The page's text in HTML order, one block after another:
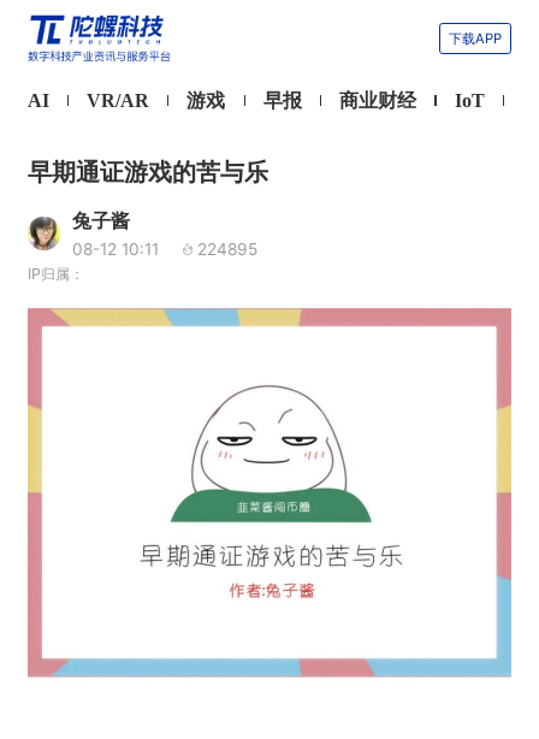
下载APP
AI VR/AR 游戏 早报 商业财经 IoT
早期通证游戏的苦与乐
兔子酱
08-12 10:11 224895
IP归属：